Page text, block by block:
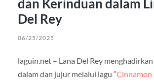
dan Kerinduan dalam
Del Rey
06/25/2025
laguin.net – Lana Del Rey
dalam dan jujur melalui lagu “Cinnamon